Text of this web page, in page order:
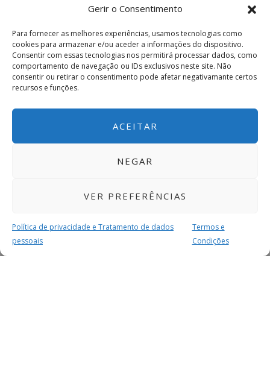
Gerir o Consentimento
Para fornecer as melhores experiências, usamos tecnologias como
cookies para armazenar e/ou aceder a informações do dispositivo.
Consentir com essas tecnologias nos permitirá processar dados, como
comportamento de navegação ou IDs exclusivos neste site. Não
consentir ou retirar o consentimento pode afetar negativamante certos
recursos e funções.
ACEITAR
NEGAR
VER PREFERÊNCIAS
Política de privacidade e Tratamento de dados
pessoais
Termos e
Condições